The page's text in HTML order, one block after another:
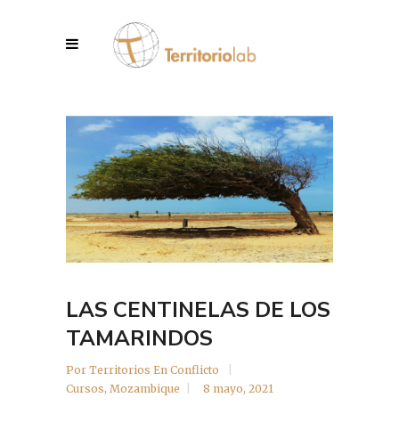
LAS CENTINELAS DE LOS
TAMARINDOS
Por Territorios En Conflicto
Cursos, Mozambique 8 mayo, 2021